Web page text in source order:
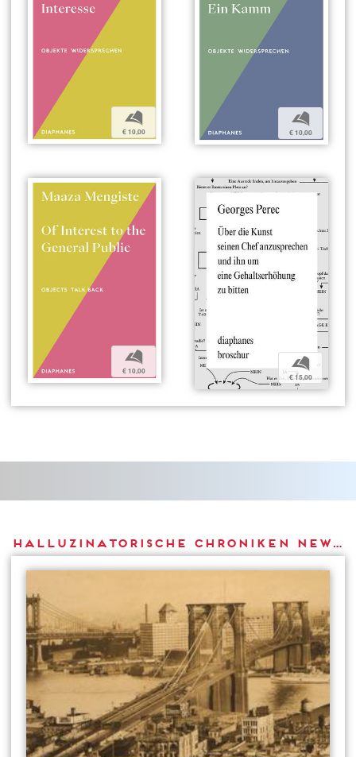
b
€ 10,00
b
€ 10,00
b
€ 10,00 b
€ 15,00
Halluzinatorische Chroniken New Yorks